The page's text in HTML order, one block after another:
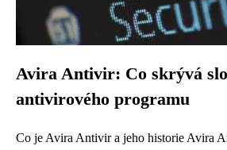
Avira Antivir: Co skrývá
antivirového programu
Co je Avira Antivir a jeho historie Avira